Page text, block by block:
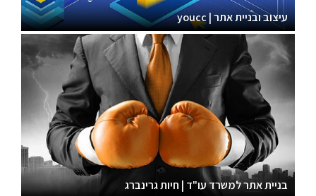
עיצוב ובניית אתר | youcc
בניית אתר למשרד עו"ד | חיות גרינברג